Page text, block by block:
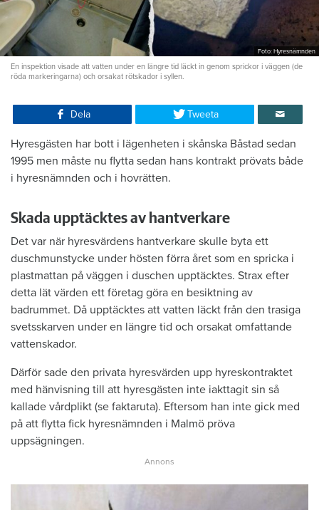
Foto: Hyresnämnden
En inspektion visade att vatten under en längre tid läckt in genom sprickor i väggen (de
röda markeringarna) och orsakat rötskador i syllen.
Dela Tweeta
Hyresgästen har bott i lägenheten i skånska Båstad sedan
1995 men måste nu flytta sedan hans kontrakt prövats både
i hyresnämnden och i hovrätten.
Skada upptäcktes av hantverkare
Det var när hyresvärdens hantverkare skulle byta ett
duschmunstycke under hösten förra året som en spricka i
plastmattan på väggen i duschen upptäcktes. Strax efter
detta lät värden ett företag göra en besiktning av
badrummet. Då upptäcktes att vatten läckt från den trasiga
svetsskarven under en längre tid och orsakat omfattande
vattenskador.
Därför sade den privata hyresvärden upp hyreskontraktet
med hänvisning till att hyresgästen inte iakttagit sin så
kallade vårdplikt (se faktaruta). Eftersom han inte gick med
på att flytta fick hyresnämnden i Malmö pröva
uppsägningen.